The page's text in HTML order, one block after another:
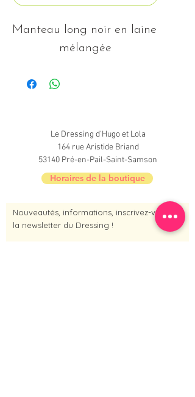
Manteau long noir en laine
mélangée
Le Dressing d'Hugo et Lola
164 rue Aristide Briand
53140 Pré-en-Pail-Saint-Samson
Horaires de la boutique
Nouveautés, informations, inscrivez-vous à
la newsletter du Dressing !